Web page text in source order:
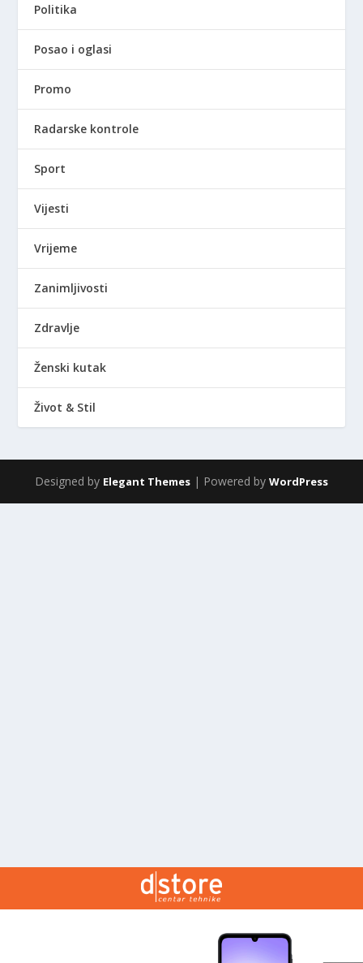
Politika
Posao i oglasi
Promo
Radarske kontrole
Sport
Vijesti
Vrijeme
Zanimljivosti
Zdravlje
Ženski kutak
Život & Stil
Designed by Elegant Themes | Powered by WordPress